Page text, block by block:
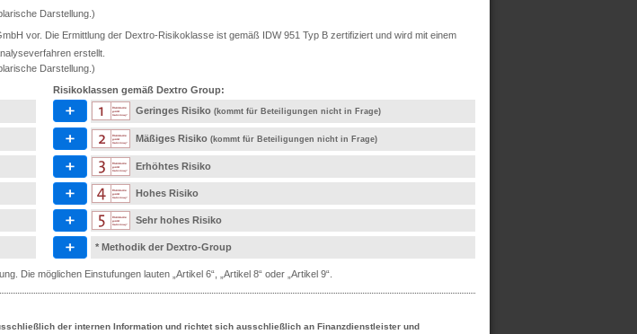
Darstellung.)
vor. Die Ermittlung der Dextro-Risikoklasse ist gemäß IDW 951 Typ B zertifiziert und wird mit einem
erstellt.
Darstellung.)
Risikoklassen gemäß Dextro Group:
Geringes Risiko(kommt für Beteiligungen nicht in Frage)
Mäßiges Risiko(kommt für Beteiligungen nicht in Frage)
Erhöhtes Risiko
Hohes Risiko
Sehr hohes Risiko
* Methodik der Dextro-Group
Die möglichen Einstufungen lauten „Artikel 6“, „Artikel 8“ oder „Artikel 9“.
der internen Information und richtet sich ausschließlich an Finanzdienstleister und